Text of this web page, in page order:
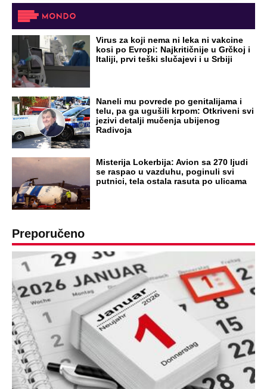
OD NAVODNOG HEROJA DO BRUTALNOG UBICE
GENERAL IVAN STRELJAO SRBE, A
HRVATI GA SLAVILI KAO HEROJA KNINA:
Par godina kasnije išao od kuće do kuće i
UBIJAO!
DRAMA ZBOG LJUBAVNE PRIČE
Zbog svadbe trudne Srpkinje i Albanca
proradio nacionalizam! Popljuvali ih samo
tako: "Ti si svoje srpsko izdala"